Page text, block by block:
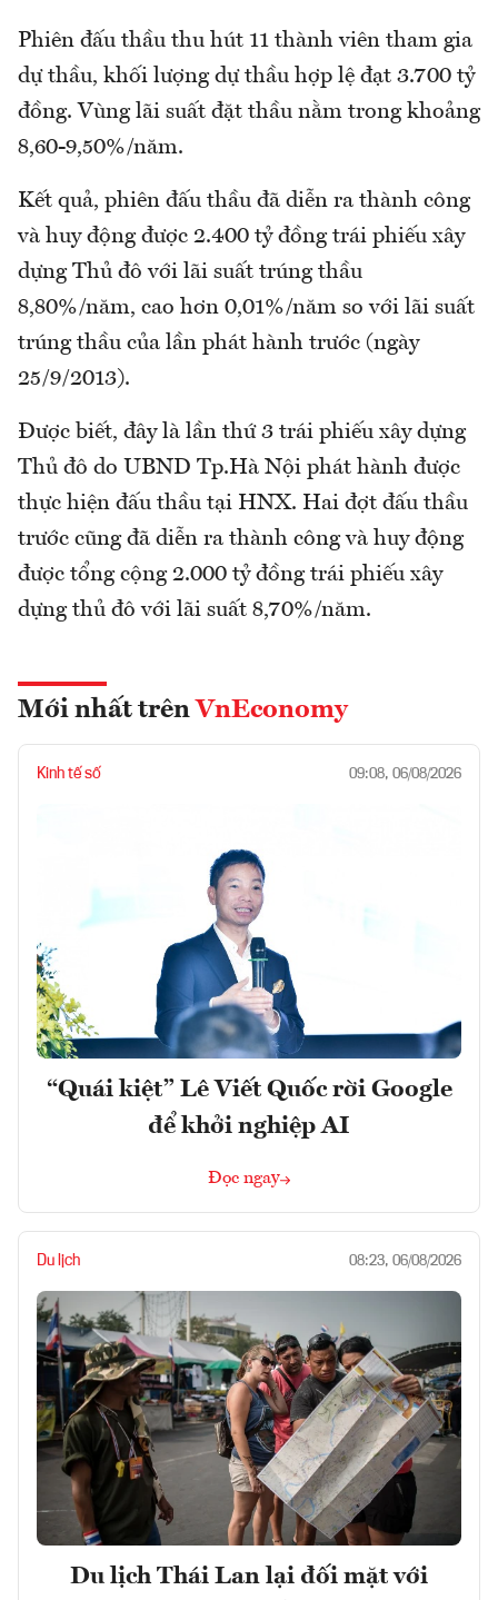
Phiên đấu thầu thu hút 11 thành viên tham gia
dự thầu, khối lượng dự thầu hợp lệ đạt 3.700 tỷ
đồng. Vùng lãi suất đặt thầu nằm trong khoảng
8,60-9,50%/năm.
Kết quả, phiên đấu thầu đã diễn ra thành công
và huy động được 2.400 tỷ đồng trái phiếu xây
dựng Thủ đô với lãi suất trúng thầu
8,80%/năm, cao hơn 0,01%/năm so với lãi suất
trúng thầu của lần phát hành trước (ngày
25/9/2013).
Được biết, đây là lần thứ 3 trái phiếu xây dựng
Thủ đô do UBND Tp.Hà Nội phát hành được
thực hiện đấu thầu tại HNX. Hai đợt đấu thầu
trước cũng đã diễn ra thành công và huy động
được tổng cộng 2.000 tỷ đồng trái phiếu xây
dựng thủ đô với lãi suất 8,70%/năm.
Mới nhất trên VnEconomy
Kinh tế số 09:08, 06/08/2026
“Quái kiệt” Lê Viết Quốc rời Google
để khởi nghiệp AI
Đọc ngay
Du lịch 08:23, 06/08/2026
Du lịch Thái Lan lại đối mặt với